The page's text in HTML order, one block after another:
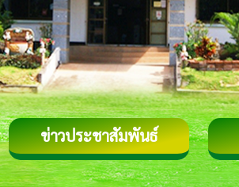
ข่าวประชาสัมพันธ์